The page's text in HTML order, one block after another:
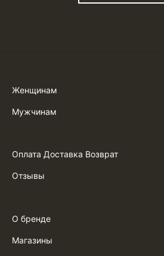
Женщинам
Мужчинам
Оплата Доставка Возврат
Отзывы
О бренде
Магазины